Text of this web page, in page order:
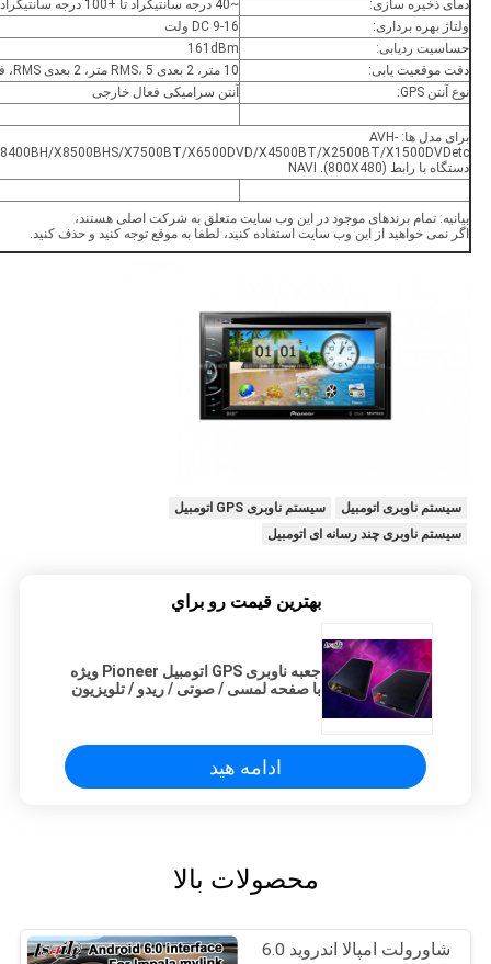
دمای ذخیره سازی:
~40 درجه سانتیگراد تا +100 درجه سانتیگراد
ولتاژ بهره برداری:
DC 9-16 ولت
حساسیت ردیابی:
161dBm
دقت موقعیت یابی:
10 متر، 2 بعدی RMS، 5 متر، 2 بعدی RMS، فعال کردن WAAS
نوع آنتن GPS:
آنتن سرامیکی فعال خارجی
برای مدل ها: AVH‐
دستگاه با رابط NAVI .(800X480)
بیانیه: تمام برندهای موجود در این وب سایت متعلق به شرکت اصلی هستند،
اگر نمی خواهید از این وب سایت استفاده کنید، لطفا به موقع توجه کنید و حذف کنید.
سیستم ناوبری اتومبیل
سیستم ناوبری GPS اتومبیل
سیستم ناوبری چند رسانه ای اتومبیل
بهترين قيمت رو براي
جعبه ناوبری GPS اتومبیل Pioneer ویژه
با صفحه لمسی / صوتی / ریدو / تلویزیون
ادامه هید
محصولات بالا
شاورولت امپالا اندروید 6.0